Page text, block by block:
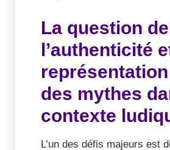
La question de
l’authenticité
des mythes
contexte
L’un des défis majeurs est